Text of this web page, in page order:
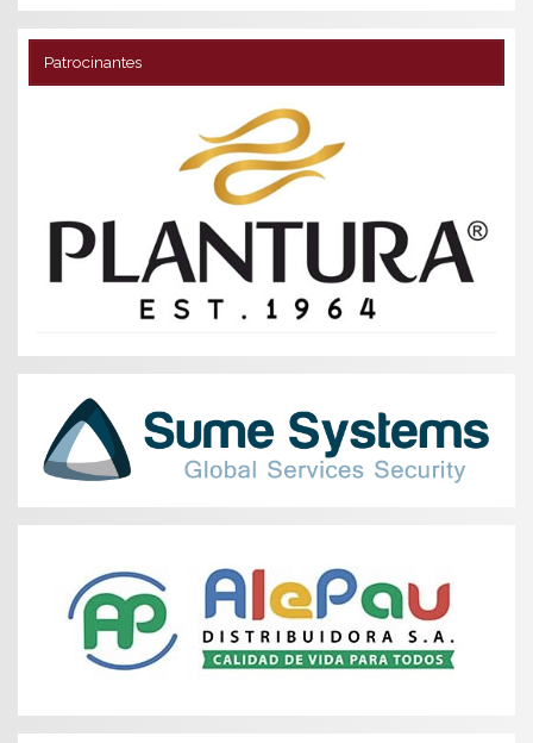
Patrocinantes